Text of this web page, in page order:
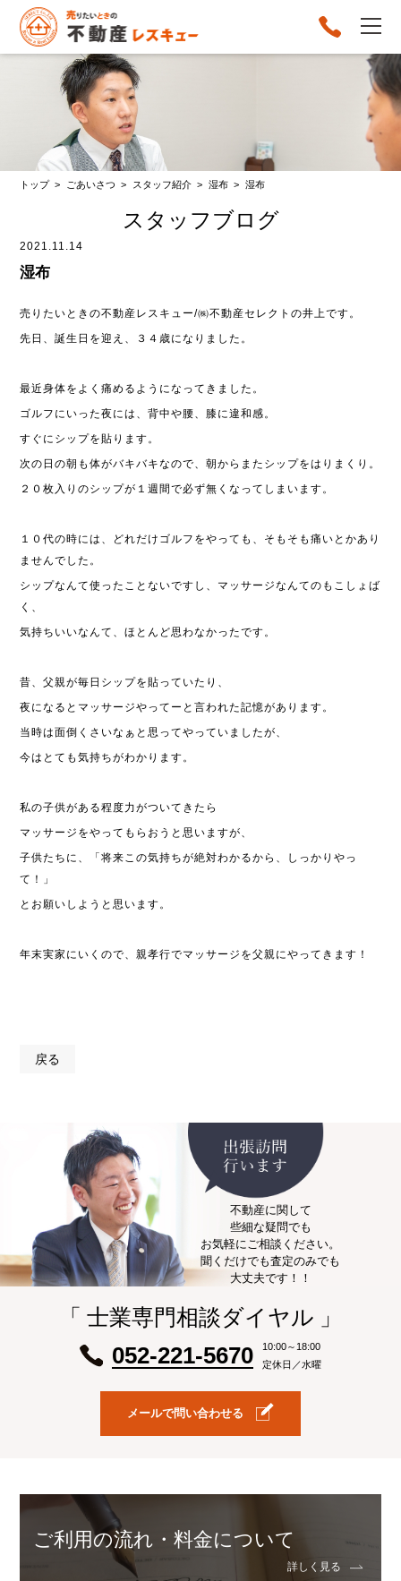
トップ > ごあいさつ > スタッフ紹介 > 湿布 > 湿布
スタッフブログ
2021.11.14
湿布
売りたいときの不動産レスキュー/㈱不動産セレクトの井上です。
先日、誕生日を迎え、３４歳になりました。
最近身体をよく痛めるようになってきました。
ゴルフにいった夜には、背中や腰、膝に違和感。
すぐにシップを貼ります。
次の日の朝も体がバキバキなので、朝からまたシップをはりまくり。
２０枚入りのシップが１週間で必ず無くなってしまいます。
１０代の時には、どれだけゴルフをやっても、そもそも痛いとかあり
ませんでした。
シップなんて使ったことないですし、マッサージなんてのもこしょば
く、
気持ちいいなんて、ほとんど思わなかったです。
昔、父親が毎日シップを貼っていたり、
夜になるとマッサージやってーと言われた記憶があります。
当時は面倒くさいなぁと思ってやっていましたが、
今はとても気持ちがわかります。
私の子供がある程度力がついてきたら
マッサージをやってもらおうと思いますが、
子供たちに、「将来この気持ちが絶対わかるから、しっかりやっ
て！」
とお願いしようと思います。
年末実家にいくので、親孝行でマッサージを父親にやってきます！
戻る
不動産に関して
些細な疑問でも
お気軽にご相談ください。
聞くだけでも査定のみでも
大丈夫です！！
「 士業専門相談ダイヤル 」
052-221-5670
10:00～18:00
定休日／水曜
メールで問い合わせる
ご利用の流れ・料金について
詳しく見る